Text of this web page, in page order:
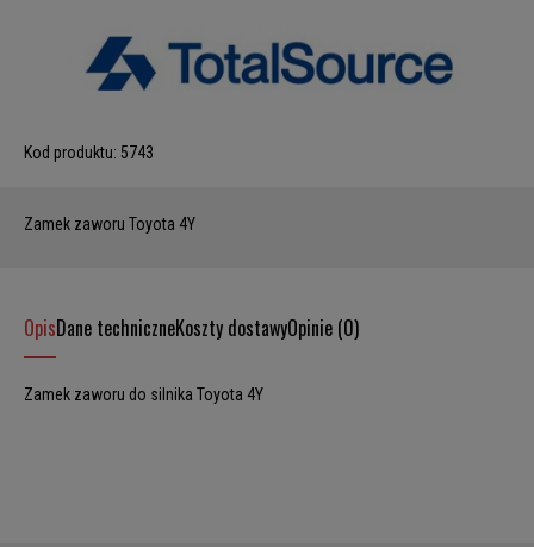
Kod produktu: 5743
Zamek zaworu Toyota 4Y
OpisDane techniczneKoszty dostawyOpinie (0)
Zamek zaworu do silnika Toyota 4Y